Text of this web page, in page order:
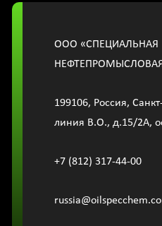
OOО «СПЕЦИАЛЬНАЯ
199106, Россия,
линия В.О., д.15/2A,
+7 (812) 317-44-00